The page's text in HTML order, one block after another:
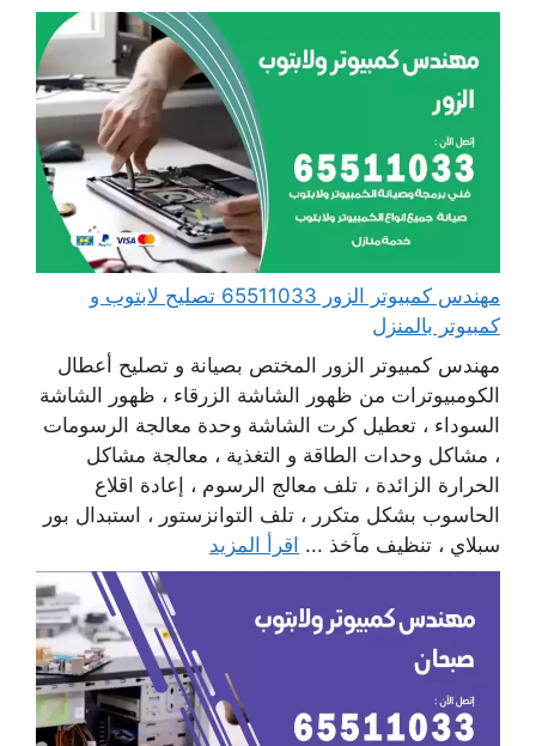
مهندس كمبيوتر الزور 65511033 تصليح لابتوب و
كمبيوتر بالمنزل
مهندس كمبيوتر الزور المختص بصيانة و تصليح أعطال
الكومبيوترات من ظهور الشاشة الزرقاء ، ظهور الشاشة
السوداء ، تعطيل كرت الشاشة وحدة معالجة الرسومات
، مشاكل وحدات الطاقة و التغذية ، معالجة مشاكل
الحرارة الزائدة ، تلف معالج الرسوم ، إعادة اقلاع
الحاسوب بشكل متكرر ، تلف التوانزستور ، استبدال بور
سبلاي ، تنظيف مآخذ ... اقرأ المزيد